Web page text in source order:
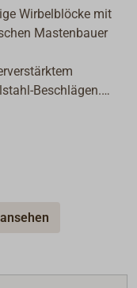
Wirbelblöcke mit
Mastenbauer
Beschlägen.
(D=70 mm und
Gleitlager) mit
geeignet